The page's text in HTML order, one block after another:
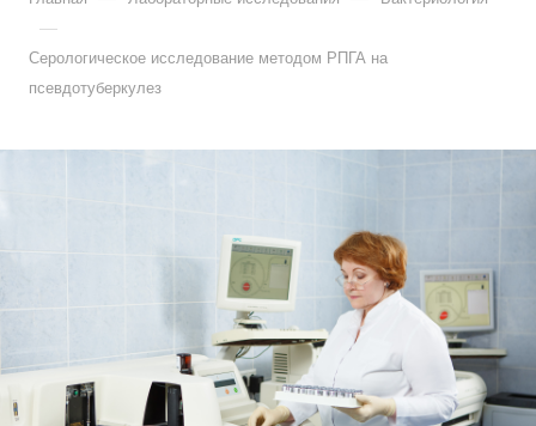
—
Серологическое исследование методом РПГА на
псевдотуберкулез